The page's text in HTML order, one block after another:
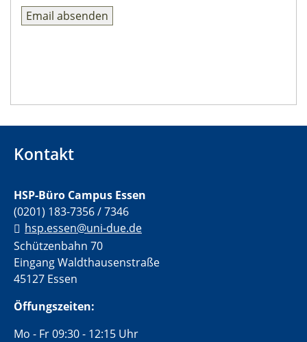
Kontakt
HSP-Büro Campus Essen
(0201) 183-7356 / 7346
hsp.essen@uni-due.de
Schützenbahn 70
Eingang Waldthausenstraße
45127 Essen
Öffungszeiten:
Mo - Fr 09:30 - 12:15 Uhr